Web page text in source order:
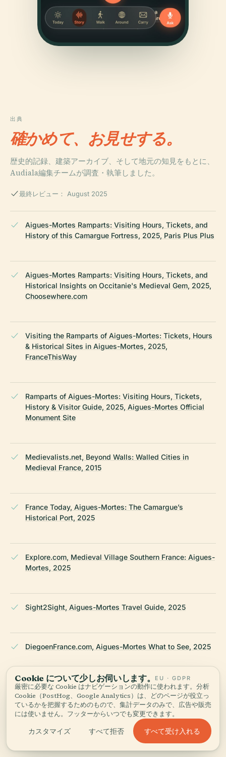
出典
確かめて、お見せする。
歴史的記録、建築アーカイブ、そして地元の知見をもとに、
Audiala編集チームが調査・執筆しました。
最終レビュー： August 2025
Aigues-Mortes Ramparts: Visiting Hours, Tickets, and
History of this Camargue Fortress, 2025, Paris Plus Plus
Aigues-Mortes Ramparts: Visiting Hours, Tickets, and
Historical Insights on Occitanie's Medieval Gem, 2025,
Choosewhere.com
Visiting the Ramparts of Aigues-Mortes: Tickets, Hours
& Historical Sites in Aigues-Mortes, 2025,
FranceThisWay
Ramparts of Aigues-Mortes: Visiting Hours, Tickets,
History & Visitor Guide, 2025, Aigues-Mortes Official
Monument Site
Medievalists.net, Beyond Walls: Walled Cities in
Medieval France, 2015
France Today, Aigues-Mortes: The Camargue’s
Historical Port, 2025
Explore.com, Medieval Village Southern France: Aigues-
Mortes, 2025
Sight2Sight, Aigues-Mortes Travel Guide, 2025
DiegoenFrance.com, Aigues-Mortes What to See, 2025
Wikipedia — Ramparts of Aigues-Mortes
最終レビュー： AUGUST 2025
Wikidata・Wikipedia・公式情報をもとに調査 · 事実確認済み ·
私たちのガイドづくり →
Cookie について少しお伺いします。 EU · GDPR
厳密に必要な Cookie はナビゲーションの動作に使われます。分析
Cookie（PostHog、Google Analytics）は、どのページが役立っ
ているかを把握するためのもので、集計データのみで、広告や販売
には使いません。フッターからいつでも変更できます。
カスタマイズ すべて拒否 すべて受け入れる